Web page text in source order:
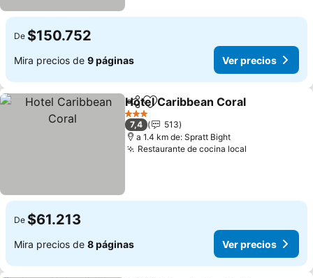
De $150.752
Mira precios de 9 páginas Ver precios
CompartirAgregar a favoritos
Hotel Caribbean Coral
3 Estrellas
7,4
513
a 1.4 km de: Spratt Bight
Restaurante de cocina local
De $61.213
Mira precios de 8 páginas Ver precios